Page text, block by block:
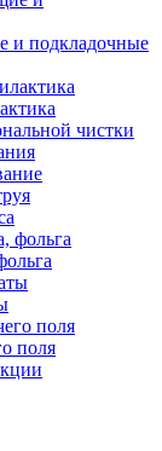
и подкладочные
чистки
поля